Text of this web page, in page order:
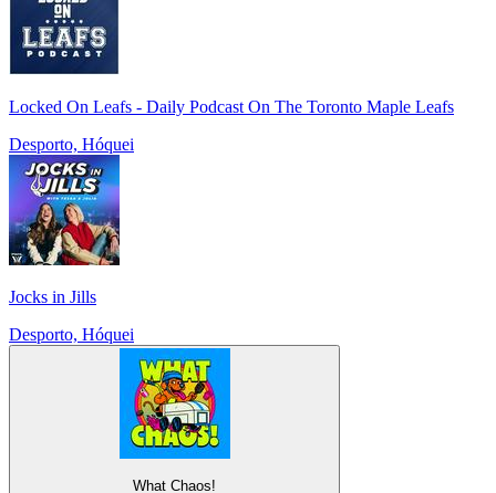
Locked On Leafs - Daily Podcast On The Toronto Maple Leafs
Desporto, Hóquei
Jocks in Jills
Desporto, Hóquei
What Chaos!